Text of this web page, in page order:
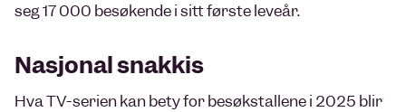
seg 17 000 besøkende i sitt første leveår.
Nasjonal snakkis
Hva TV-serien kan bety for besøkstallene i 2025 blir